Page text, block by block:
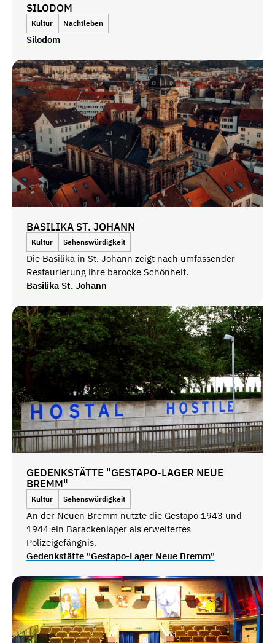
SILODOM
Kultur Nachtleben
Silodom
BASILIKA ST. JOHANN
Kultur Sehenswürdigkeit
Die Basilika in St. Johann zeigt nach umfassender
Restaurierung ihre barocke Schönheit.
Basilika St. Johann
GEDENKSTÄTTE "GESTAPO-LAGER NEUE
BREMM"
Kultur Sehenswürdigkeit
An der Neuen Bremm nutzte die Gestapo 1943 und
1944 ein Barackenlager als erweitertes
Polizeigefängnis.
Gedenkstätte "Gestapo-Lager Neue Bremm"